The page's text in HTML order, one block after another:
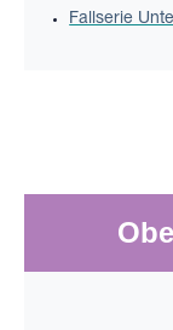
Fallserie